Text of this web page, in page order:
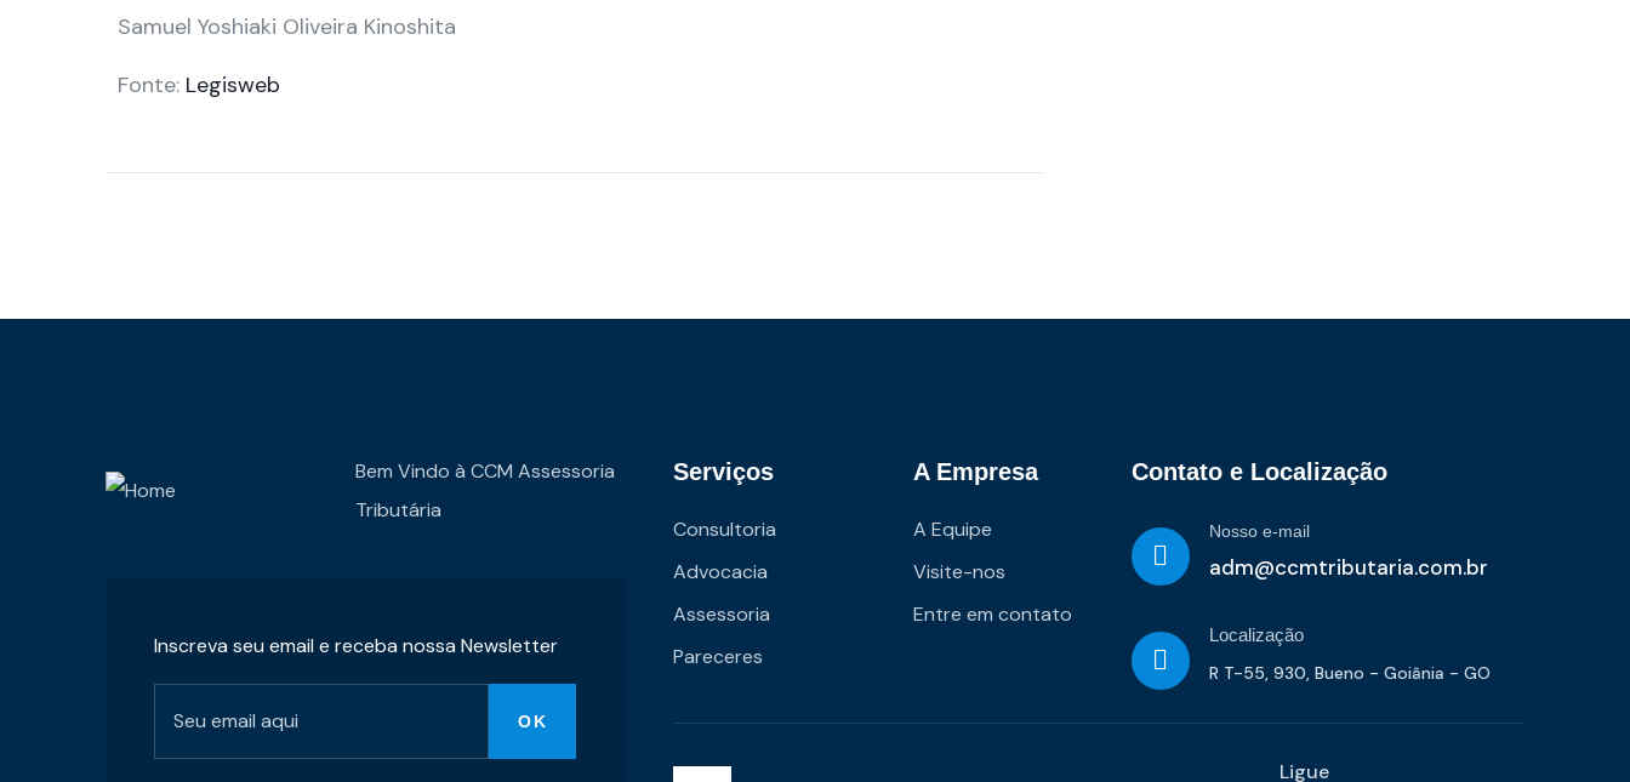
Samuel Yoshiaki Oliveira Kinoshita
Fonte: Legisweb
Bem Vindo à CCM Assessoria
Tributária
Inscreva seu email e receba nossa Newsletter
Serviços
Consultoria
Advocacia
Assessoria
Pareceres
A Empresa
A Equipe
Visite-nos
Entre em contato
Contato e Localização
Nosso e-mail
adm@ccmtributaria.com.br
Localização
R T-55, 930, Bueno - Goiânia - GO
Ligue